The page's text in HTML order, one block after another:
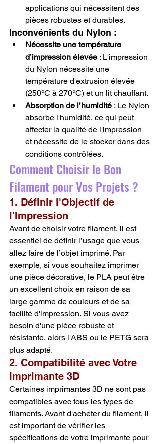
applications qui nécessitent des
pièces robustes et durables.
Inconvénients du Nylon :
Nécessite une température
d’impression élevée : L'impression
du Nylon nécessite une
température d'extrusion élevée
(250°C à 270°C) et un lit chauffant.
Absorption de l’humidité : Le Nylon
absorbe l'humidité, ce qui peut
affecter la qualité de l'impression
et nécessite de le stocker dans des
conditions contrôlées.
Comment Choisir le Bon
Filament pour Vos Projets ?
1. Définir l'Objectif de
l'Impression
Avant de choisir votre filament, il est
essentiel de définir l’usage que vous
allez faire de l’objet imprimé. Par
exemple, si vous souhaitez imprimer
une pièce décorative, le PLA peut être
un excellent choix en raison de sa
large gamme de couleurs et de sa
facilité d'impression. Si vous avez
besoin d'une pièce robuste et
résistante, alors l'ABS ou le PETG sera
plus adapté.
2. Compatibilité avec Votre
Imprimante 3D
Certaines imprimantes 3D ne sont pas
compatibles avec tous les types de
filaments. Avant d'acheter du filament, il
est important de vérifier les
spécifications de votre imprimante pour